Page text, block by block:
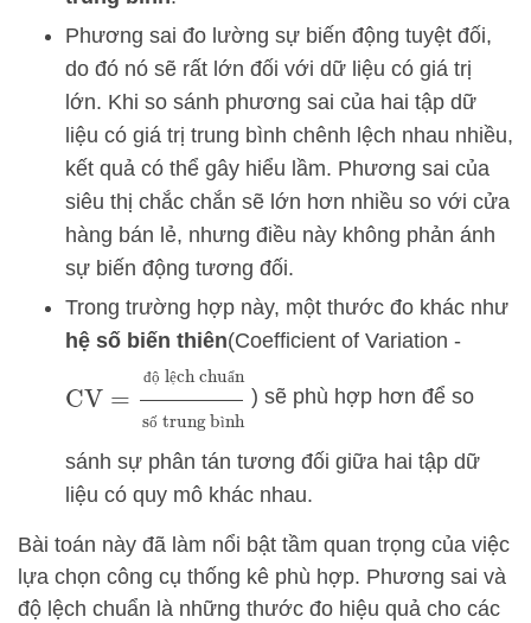
Phương sai đo lường sự biến động tuyệt đối,
do đó nó sẽ rất lớn đối với dữ liệu có giá trị
lớn. Khi so sánh phương sai của hai tập dữ
liệu có giá trị trung bình chênh lệch nhau nhiều,
kết quả có thể gây hiểu lầm. Phương sai của
siêu thị chắc chắn sẽ lớn hơn nhiều so với cửa
hàng bán lẻ, nhưng điều này không phản ánh
sự biến động tương đối.
Trong trường hợp này, một thước đo khác như
hệ số biến thiên(Coefficient of Variation -
đ ộ ệ ẩ
độ lệch chuẩn
) sẽ phù hợp hơn để so
sánh sự phân tán tương đối giữa hai tập dữ
liệu có quy mô khác nhau.
Bài toán này đã làm nổi bật tầm quan trọng của việc
lựa chọn công cụ thống kê phù hợp. Phương sai và
độ lệch chuẩn là những thước đo hiệu quả cho các